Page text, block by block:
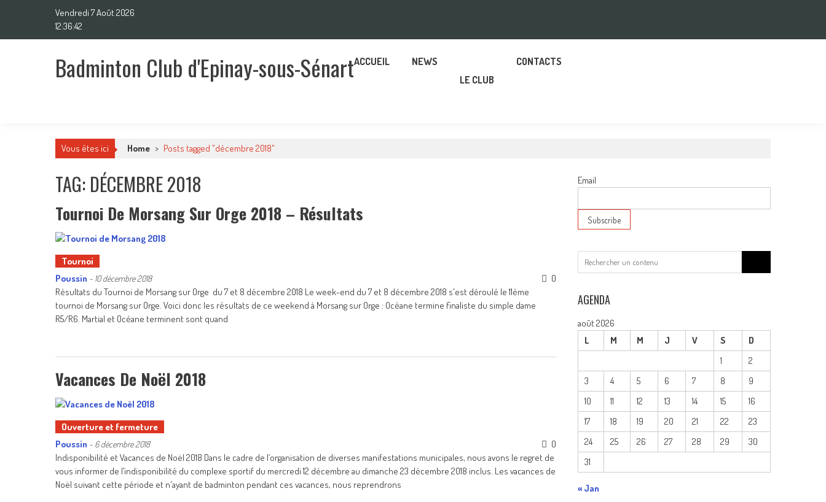
Vendredi 7 Août 2026
12:36:42
Badminton Club d'Epinay-sous-SénartACCUEIL
NEWS
LE CLUB
CONTACTS
Vous êtes ici Home > Posts tagged "décembre 2018"
TAG: DÉCEMBRE 2018
Tournoi De Morsang Sur Orge 2018 – Résultats
Tournoi
Poussin - 10 décembre 2018
0
Résultats du Tournoi de Morsang sur Orge du 7 et 8 décembre 2018 Le week-end du 7 et 8 décembre 2018 s'est déroulé le 11ème
tournoi de Morsang sur Orge. Voici donc les résultats de ce weekend à Morsang sur Orge : Océane termine finaliste du simple dame
R5/R6. Martial et Océane terminent sont quand
Vacances De Noël 2018
Ouverture et fermeture
Poussin - 6 décembre 2018
0
Indisponibilité et Vacances de Noël 2018 Dans le cadre de l’organisation de diverses manifestations municipales, nous avons le regret de
vous informer de l’indisponibilité du complexe sportif du mercredi 12 décembre au dimanche 23 décembre 2018 inclus. Les vacances de
Noël suivant cette période et n'ayant de badminton pendant ces vacances, nous reprendrons
Email
for:
AGENDA
août 2026
L
M M J V S
D
1
2
3
4 5 6 7 8
9
10
11 12 13 14 15
16
17
18 19 20 21 22
23
24
25 26 27 28 29
30
31
« Jan